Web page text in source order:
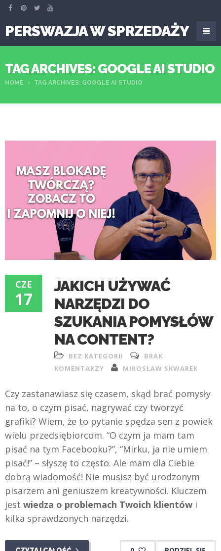
PERSWAZJA W SPRZEDAŻY
TAG ARCHIVES: GOOGLE AI STUDIO
HOME TAG ARCHIVES: GOOGLE AI STUDIO
CZE
17
JAKICH UŻYWAĆ
NARZĘDZI DO
SZUKANIA POMYSŁÓW
NA CONTENT?
BEZ KATEGORII
BRAK
KOMENTARZY
MIROSŁAW SKWAREK
Czy zastanawiasz się czasem, skąd brać pomysły
na to, o czym pisać, nagrywać czy tworzyć
grafiki? Wiem, że to pytanie spędza sen z powiek
wielu przedsiębiorcom. “O czym ja mam tam
pisać na tym Facebooku?”, “Mirku, ja nie umiem
pisać!” – słyszę to często. Ale mam dla Ciebie
dobrą wiadomość! Nie musisz być urodzonym
pisarzem ani geniuszem kreatywności. Kluczem
jest wiedza o problemach Twoich klientów i
kilka sprawdzonych narzędzi.